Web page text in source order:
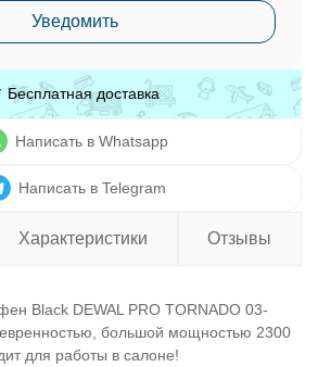
Уведомить
Бесплатная доставка
Написать в Whatsapp
Написать в Telegram
Характеристики Отзывы
Black DEWAL PRO TORNADO 03-
большой мощностью 2300
для работы в салоне!